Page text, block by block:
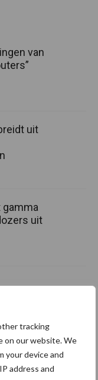
tracking
on our website. We
your device and
address and
van
uit
gamma
uit
Loonwerk